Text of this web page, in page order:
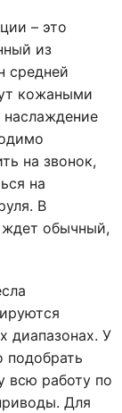
– это
из
средней
кожаными
на звонок,
на
В
ждет обычный,
диапазонах. У
подобрать
всю работу по
Для